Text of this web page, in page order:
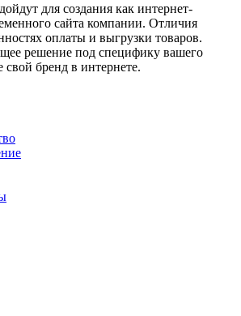
для создания как интернет-
сайта компании. Отличия
оплаты и выгрузки товаров.
решение под специфику вашего
свой бренд в интернете.